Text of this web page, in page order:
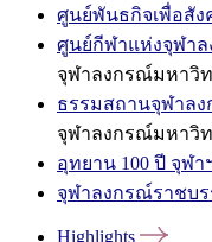
ศูนย์พันธกิจเพื่อสัง
ศูนย์กีฬาแห่งจุฬา
จุฬาลงกรณ์มหาวิ
ธรรมสถานจุฬาล
จุฬาลงกรณ์มหาวิ
อุทยาน 100 ปี จุฬา
จุฬาลงกรณ์ราชบ
Highlights